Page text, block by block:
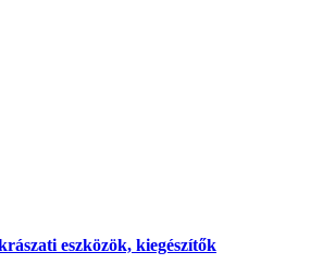
eszközök, kiegészítők